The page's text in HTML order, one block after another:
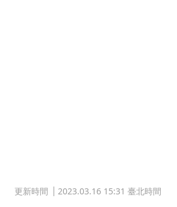
更新時間 2023.03.16 15:31 臺北時間